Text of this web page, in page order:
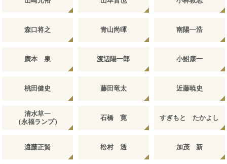
森口将之 青山尚暉 南陽一浩
廣本 泉 渡辺陽一郎 小鮒康一
桃田健史 藤田竜太 近藤暁史
清水草一
（永福ランプ）
石橋 寛 すぎもと たかよし
遠藤正賢 松村 透 加茂 新